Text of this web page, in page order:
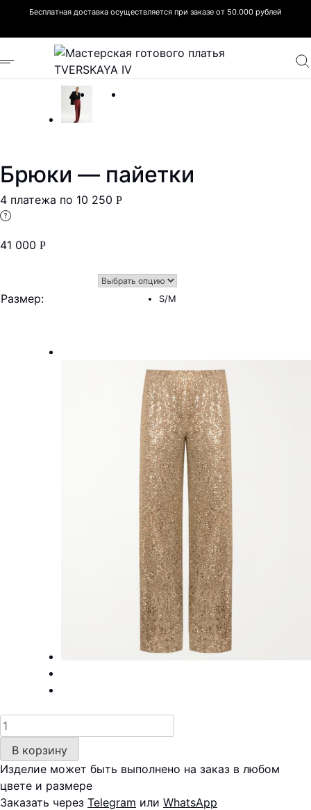
Бесплатная доставка осуществляется при заказе от 50.000 рублей
Брюки — пайетки
4 платежа по 10 250 Р
41 000 Р
Размер: S/M
Количество
товара
Брюки
—
пайетки
В корзину
Изделие может быть выполнено на заказ в любом
цвете и размере
Заказать через Telegram или WhatsApp